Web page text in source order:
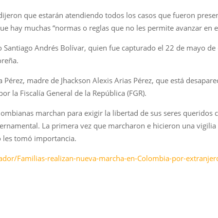
que estarán atendiendo todos los casos que fueron
hay muchas “normas o reglas que no les permite avanzar en
Andrés Bolívar, quien fue capturado el 22 de mayo
madre de Jhackson Alexis Arias Pérez, que está
la Fiscalía General de la República (FGR).
marchan para exigir la libertad de sus seres queridos
La primera vez que marcharon e hicieron una
tomó importancia.
Familias-realizan-nueva-marcha-en-Colombia-por-